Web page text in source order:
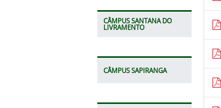
CÂMPUS SANTANA DO
LIVRAMENTO
CÂMPUS SAPIRANGA